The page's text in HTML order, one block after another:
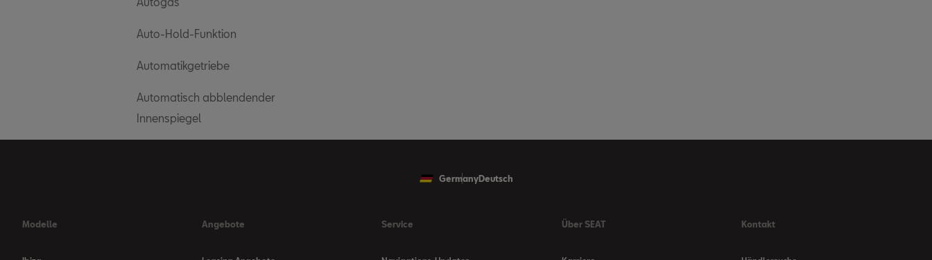
Auto-Hold-Funktion
Automatikgetriebe
Automatisch abblendender
Innenspiegel
GermanyDeutsch
Modelle Angebote Service Über SEAT Kontakt